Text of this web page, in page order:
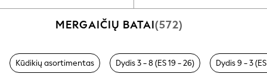
Shirts
Coats & Jackets
Underwear
MERGAIČIŲ BATAI(572)
Kūdikių asortimentas Dydis 3 - 8 (ES 19 - 26) Dydis 9 - 3